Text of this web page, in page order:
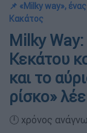
📌 «Milky way»,
Κακάτος
Milky
Κεκάτου
και το
ρίσκο»
🕛 χρόνος